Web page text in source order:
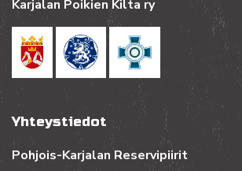
Karjalan Poikien Kilta ry
Yhteystiedot
Pohjois-Karjalan Reservipiirit